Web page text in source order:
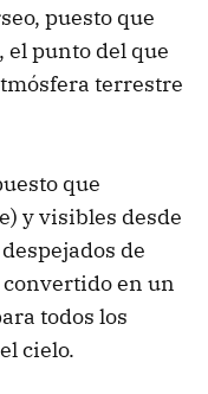
puesto que
, el punto del que
terrestre
que
y visibles desde
de
en un
todos los
cielo.